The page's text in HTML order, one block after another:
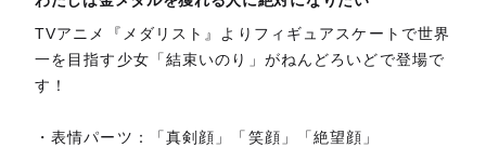
TVアニメ『メダリスト』よりフィギュアスケートで世界
一を目指す少女「結束いのり」がねんどろいどで登場で
す！
・表情パーツ：「真剣顔」「笑顔」「絶望顔」